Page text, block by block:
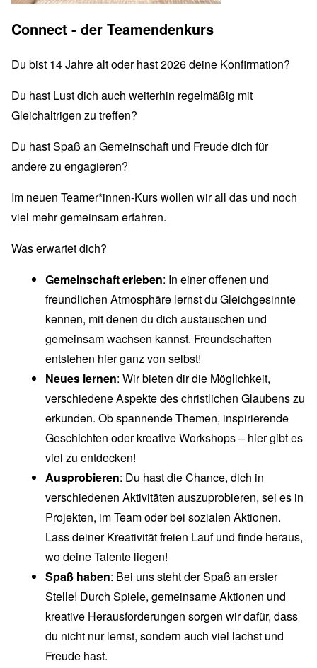
Connect - der Teamendenkurs
Du bist 14 Jahre alt oder hast 2026 deine Konfirmation?
Du hast Lust dich auch weiterhin regelmäßig mit
Gleichaltrigen zu treffen?
Du hast Spaß an Gemeinschaft und Freude dich für
andere zu engagieren?
Im neuen Teamer*innen-Kurs wollen wir all das und noch
viel mehr gemeinsam erfahren.
Was erwartet dich?
Gemeinschaft erleben: In einer offenen und
freundlichen Atmosphäre lernst du Gleichgesinnte
kennen, mit denen du dich austauschen und
gemeinsam wachsen kannst. Freundschaften
entstehen hier ganz von selbst!
Neues lernen: Wir bieten dir die Möglichkeit,
verschiedene Aspekte des christlichen Glaubens zu
erkunden. Ob spannende Themen, inspirierende
Geschichten oder kreative Workshops – hier gibt es
viel zu entdecken!
Ausprobieren: Du hast die Chance, dich in
verschiedenen Aktivitäten auszuprobieren, sei es in
Projekten, im Team oder bei sozialen Aktionen.
Lass deiner Kreativität freien Lauf und finde heraus,
wo deine Talente liegen!
Spaß haben: Bei uns steht der Spaß an erster
Stelle! Durch Spiele, gemeinsame Aktionen und
kreative Herausforderungen sorgen wir dafür, dass
du nicht nur lernst, sondern auch viel lachst und
Freude hast.